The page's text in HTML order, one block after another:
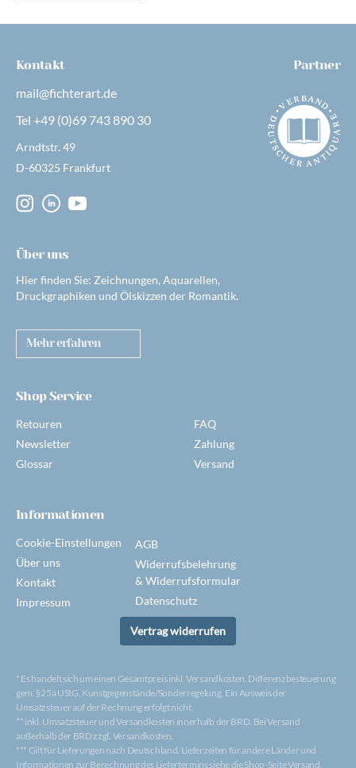
Kontakt
mail@fichterart.de
Tel +49 (0)69 743 890 30
Arndtstr. 49
D-60325 Frankfurt
Partner
Über uns
Hier finden Sie: Zeichnungen, Aquarellen,
Druckgraphiken und Ölskizzen der Romantik.
Mehr erfahren
Shop Service
Retouren
Newsletter
Glossar
FAQ
Zahlung
Versand
Informationen
Cookie-Einstellungen
Über uns
Kontakt
Impressum
AGB
Widerrufsbelehrung
& Widerrufsformular
Datenschutz
Vertrag widerrufen
* Es handelt sich um einen Gesamtpreis inkl. Versandkosten. Differenzbesteuerung
gem. §25a UStG, Kunstgegenstände/Sonderregelung. Ein Ausweis der
Umsatzsteuer auf der Rechnung erfolgt nicht.
** inkl. Umsatzsteuer und Versandkosten innerhalb der BRD. Bei Versand
außerhalb der BRD zzgl. Versandkosten.
*** Gilt für Lieferungen nach Deutschland. Lieferzeiten für andere Länder und
Informationen zur Berechnung des Liefertermins siehe die Shop-Seite Versand.